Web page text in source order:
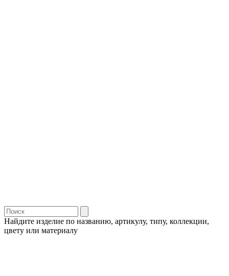
Найдите изделие по названию, артикулу, типу, коллекции,
цвету или материалу